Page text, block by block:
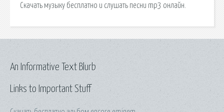
Скачать музыку бесплатно и слушать песни mp3 онлайн.
Links to Important Stuff
An Informative Text Blurb